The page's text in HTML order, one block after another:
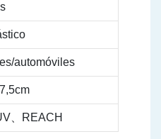
automóviles
、REACH